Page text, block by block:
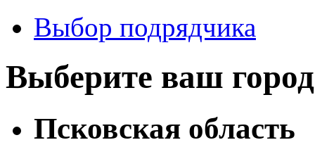
Выбор подрядчика
Выберите ваш город
Псковская область